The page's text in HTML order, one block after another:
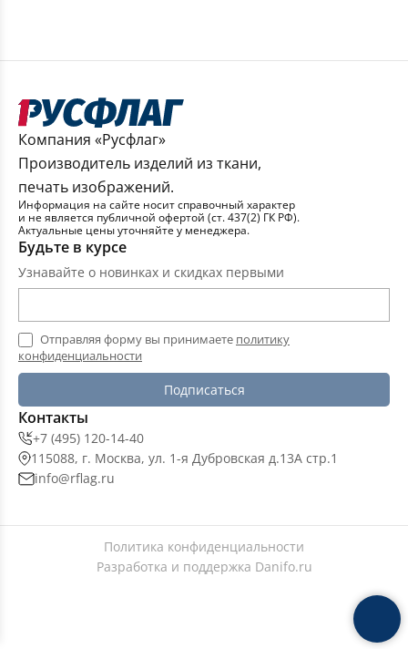
Компания «Русфлаг»
Производитель изделий из ткани,
печать изображений.
Информация на сайте носит справочный характер
и не является публичной офертой (ст. 437(2) ГК РФ).
Актуальные цены уточняйте у менеджера.
Будьте в курсе
Узнавайте о новинках и скидках первыми
Отправляя форму вы принимаете политику
конфиденциальности
Подписаться
Контакты
+7 (495) 120-14-40
115088, г. Москва, ул. 1-я Дубровская д.13А стр.1
info@rflag.ru
Политика конфиденциальности
Разработка и поддержка Danifo.ru